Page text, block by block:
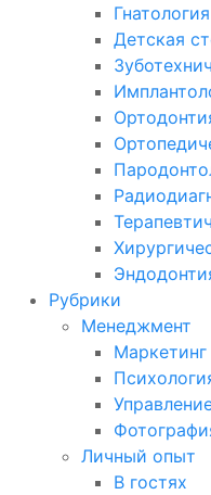
Гнатология
Детская
Рубрики
Менеджмент
Маркетинг
Личный опыт
В гостях